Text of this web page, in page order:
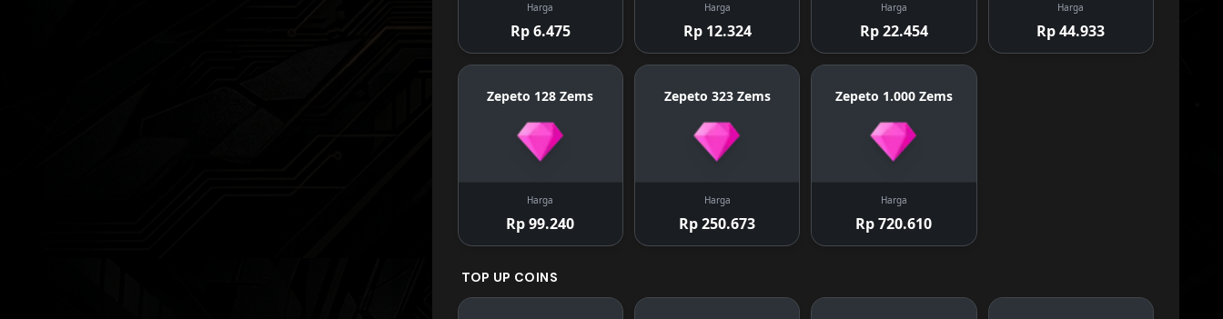
Harga
Rp 6.475
Harga
Rp 12.324
Harga
Rp 22.454
Harga
Rp 44.933
Zepeto 128 Zems
Harga
Rp 99.240
Zepeto 323 Zems
Harga
Rp 250.673
Zepeto 1.000 Zems
Harga
Rp 720.610
TOP UP COINS